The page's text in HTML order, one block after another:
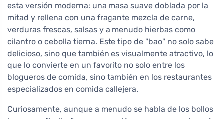
esta versión moderna: una masa suave doblada por la
mitad y rellena con una fragante mezcla de carne,
verduras frescas, salsas y a menudo hierbas como
cilantro o cebolla tierna. Este tipo de "bao" no solo sabe
delicioso, sino que también es visualmente atractivo, lo
que lo convierte en un favorito no solo entre los
blogueros de comida, sino también en los restaurantes
especializados en comida callejera.
Curiosamente, aunque a menudo se habla de los bollos